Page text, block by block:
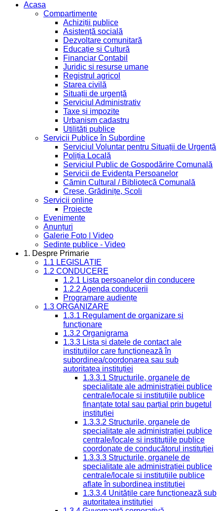
Acasa
Compartimente
Achiziții publice
Asistență socială
Dezvoltare comunitară
Educație și Cultură
Financiar Contabil
Juridic si resurse umane
Registrul agricol
Starea civilă
Situații de urgență
Serviciul Administrativ
Taxe și impozite
Urbanism cadastru
Utilități publice
Servicii Publice în Subordine
Serviciul Voluntar pentru Situații de Urgență
Poliția Locală
Serviciul Public de Gospodărire Comunală
Servicii de Evidența Persoanelor
Cămin Cultural / Bibliotecă Comunală
Creșe, Grădinițe, Școli
Servicii online
Proiecte
Evenimente
Anunțuri
Galerie Foto | Video
Sedinte publice - Video
1. Despre Primarie
1.1 LEGISLAȚIE
1.2 CONDUCERE
1.2.1 Lista persoanelor din conducere
1.2.2 Agenda conducerii
Programare audiențe
1.3 ORGANIZARE
1.3.1 Regulament de organizare și
funcționare
1.3.2 Organigrama
1.3.3 Lista și datele de contact ale
instituțiilor care funcționează în
subordinea/coordonarea sau sub
autoritatea instituției
1.3.3.1 Structurile, organele de
specialitate ale administrației publice
centrale/locale și instituțiile publice
finanțate total sau parțial prin bugetul
instituției
1.3.3.2 Structurile, organele de
specialitate ale administrației publice
centrale/locale și instituțiile publice
coordonate de conducătorul instituției
1.3.3.3 Structurile, organele de
specialitate ale administrației publice
centrale/locale și instituțiile publice
aflate în subordinea instituției
1.3.3.4 Unitățile care funcționează sub
autoritatea instituției